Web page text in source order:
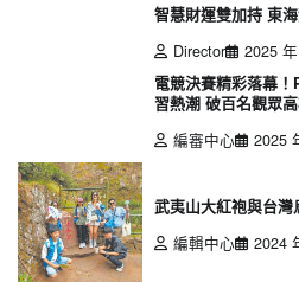
智慧財運雙加持 東
Director
2025
電競決賽精彩落幕
習熱潮 破百名觀眾
編審中心
2025
武夷山大紅袍與台
編輯中心
2024